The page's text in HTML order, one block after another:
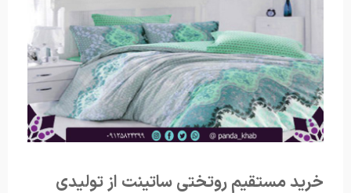
خرید مستقیم روتختی ساتینت از تولیدی